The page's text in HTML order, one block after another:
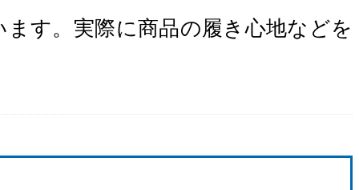
す。実際に商品の履き心地などを